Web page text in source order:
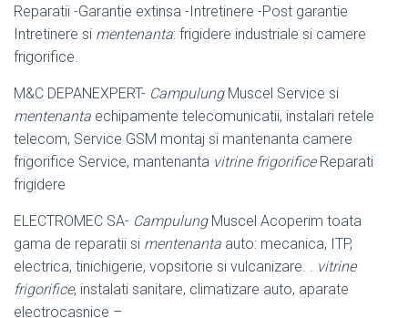
Reparatii -Garantie extinsa -Intretinere -Post garantie
Intretinere si mentenanta: frigidere industriale si camere
frigorifice.
M&C DEPANEXPERT- CampulungMuscel Service si
mentenanta echipamente telecomunicatii, instalari retele
telecom, Service GSM montaj si mantenanta camere
frigorifice Service, mantenanta vitrine frigorificeReparati
frigidere
ELECTROMEC SA- CampulungMuscel Acoperim toata
gama de reparatii si mentenanta auto: mecanica, ITP,
electrica, tinichigerie, vopsitorie si vulcanizare. . vitrine
frigorifice, instalati sanitare, climatizare auto, aparate
electrocasnice –